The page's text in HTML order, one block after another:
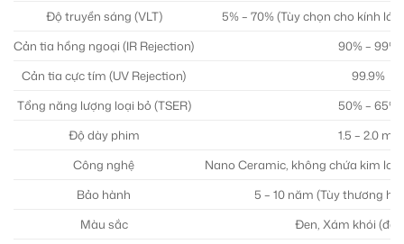
Độ truyền sáng (VLT)
5% – 70% (Tùy chọn cho kính
Cản tia hồng ngoại (IR Rejection)
90% – 99%
Cản tia cực tím (UV Rejection)
99.9%
Tổng năng lượng loại bỏ (TSER)
50% – 65%
Độ dày phim
1.5 – 2.0 mil
Công nghệ
Nano Ceramic, không chứa kim
Bảo hành
5 – 10 năm (Tùy thương
Màu sắc
Đen, Xám khói